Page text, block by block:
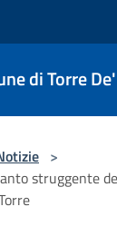
di Torre
>
struggente